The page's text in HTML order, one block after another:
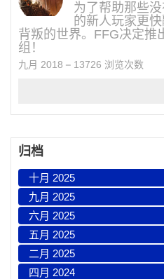
为了帮助那些
的新人玩家更
背叛的世界。FFG决定推
组！
九月 2018 13726 浏览次数
归档
十月 2025
九月 2025
六月 2025
五月 2025
二月 2025
四月 2024